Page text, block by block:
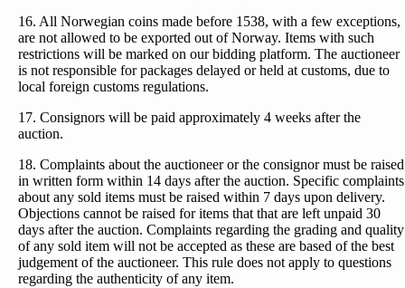
16. All Norwegian coins made before 1538, with a few exceptions,
are not allowed to be exported out of Norway. Items with such
restrictions will be marked on our bidding platform. The auctioneer
is not responsible for packages delayed or held at customs, due to
local foreign customs regulations.
17. Consignors will be paid approximately 4 weeks after the
auction.
18. Complaints about the auctioneer or the consignor must be raised
in written form within 14 days after the auction. Specific complaints
about any sold items must be raised within 7 days upon delivery.
Objections cannot be raised for items that that are left unpaid 30
days after the auction. Complaints regarding the grading and quality
of any sold item will not be accepted as these are based of the best
judgement of the auctioneer. This rule does not apply to questions
regarding the authenticity of any item.